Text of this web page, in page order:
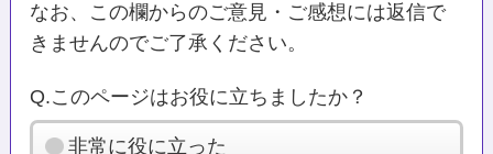
なお、この欄からのご意見・ご感想には返信で
きませんのでご了承ください。
Q.このページはお役に立ちましたか？
非常に役に立った